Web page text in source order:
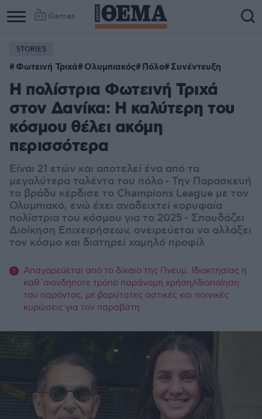
Games
STORIES
Φωτεινή Τριχά Ολυμπιακός Πόλο Συνέντευξη
Η πολίστρια Φωτεινή Τριχά
στον Δανίκα: Η καλύτερη του
κόσμου θέλει ακόμη
περισσότερα
Είναι 21 ετών και αποτελεί ένα από τα
μεγαλύτερα ταλέντα του πόλο - Την Παρασκευή
το βράδυ κέρδισε το Champions League με τον
Ολυμπιακό, ενώ έχει αναδειχτεί κορυφαία
πολίστρια του κόσμου για το 2025 - Σπουδάζει
Διοίκηση Επιχειρήσεων, ονειρεύεται να αλλάξει
τον κόσμο και διατηρεί χαμηλό προφίλ
Απαγορεύεται από το δίκαιο της Πνευμ. Ιδιοκτησίας η
καθ΄οιονδήποτε τρόπο παράνομη χρήση/ιδιοποίηση
του παρόντος, με βαρύτατες αστικές και ποινικές
κυρώσεις για τον παραβάτη